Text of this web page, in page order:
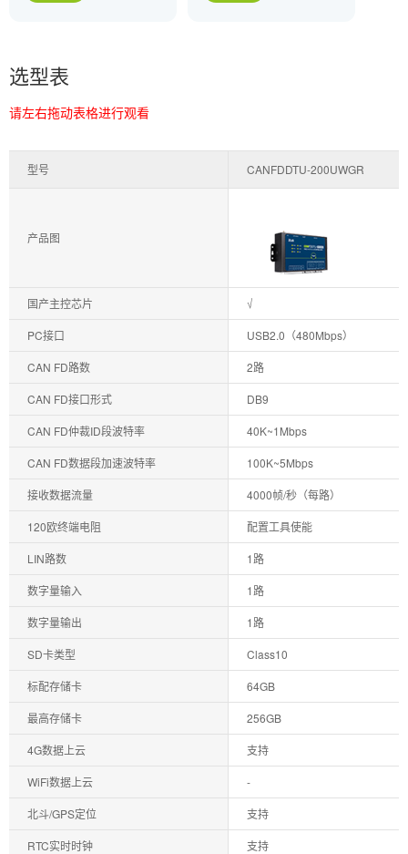
选型表
请左右拖动表格进行观看
型号 CANFDDTU-200UWGR
产品图
国产主控芯片 √
PC接口 USB2.0（480Mbps）
CAN FD路数 2路
CAN FD接口形式 DB9
CAN FD仲裁ID段波特率 40K~1Mbps
CAN FD数据段加速波特率 100K~5Mbps
接收数据流量 4000帧/秒（每路）
120欧终端电阻 配置工具使能
LIN路数 1路
数字量输入 1路
数字量输出 1路
SD卡类型 Class10
标配存储卡 64GB
最高存储卡 256GB
4G数据上云 支持
WiFi数据上云 -
北斗/GPS定位 支持
RTC实时时钟 支持